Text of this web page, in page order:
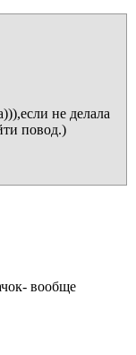
не делала
повод.)
вообще